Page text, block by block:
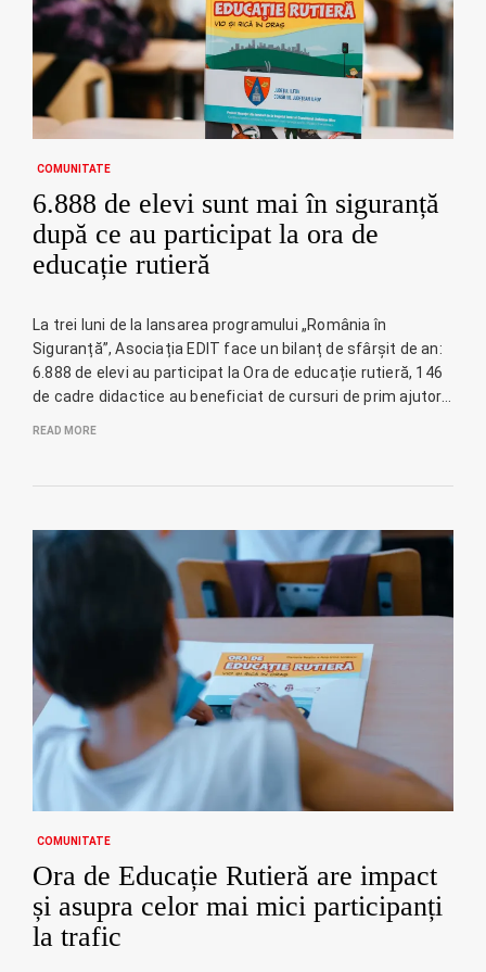
COMUNITATE
6.888 de elevi sunt mai în siguranță
după ce au participat la ora de
educație rutieră
La trei luni de la lansarea programului „România în
Siguranță”, Asociația EDIT face un bilanț de sfârșit de an:
6.888 de elevi au participat la Ora de educație rutieră, 146
de cadre didactice au beneficiat de cursuri de prim ajutor…
READ MORE
COMUNITATE
Ora de Educație Rutieră are impact
și asupra celor mai mici participanți
la trafic